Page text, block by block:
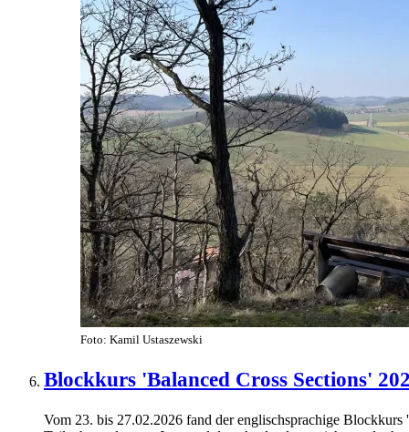
Foto: Kamil Ustaszewski
Blockkurs 'Balanced Cross Sections'
Vom 23. bis 27.02.2026 fand der englischsprachige